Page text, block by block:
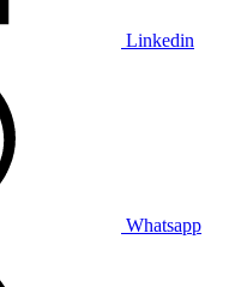
Linkedin
Whatsapp